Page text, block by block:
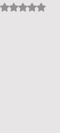
Noté NaN